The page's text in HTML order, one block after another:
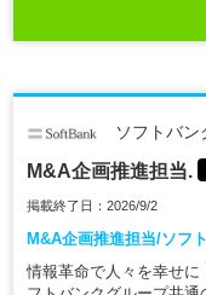
ソフトバン
M&A企画推進担当.
掲載終了日：2026/9/2
M&A企画推進担当/ソフ
情報革命で人々を幸せに